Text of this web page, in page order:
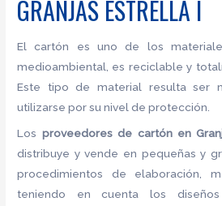
GRANJAS ESTRELLA I
El cartón es uno de los
medioambiental, es reciclable y
Este tipo de material resulta ser
utilizarse por su nivel de protección.
Los proveedores de cartón en
distribuye y vende en pequeñas y
procedimientos de elaboración,
teniendo en cuenta los